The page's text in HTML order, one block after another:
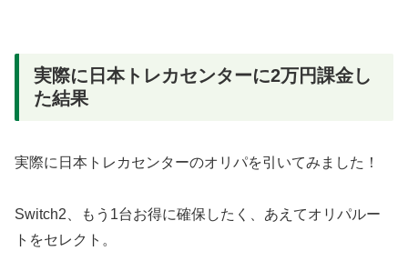
実際に日本トレカセンターに2万円課金し
た結果
実際に日本トレカセンターのオリパを引いてみました！
Switch2、もう1台お得に確保したく、あえてオリパルー
トをセレクト。